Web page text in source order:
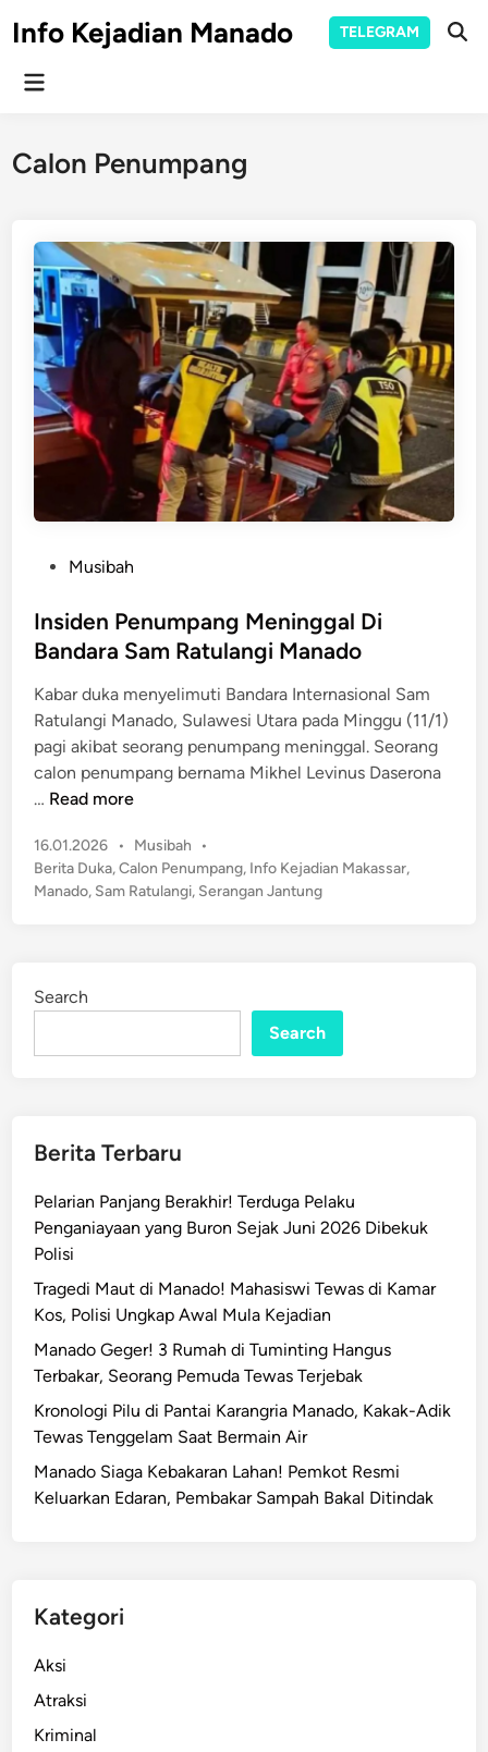
toInfo Kejadian Manado TELEGRAM
Main
Calon Penumpang
s
t
d
i
n
Musibah
Insiden Penumpang Meninggal Di
Bandara Sam Ratulangi Manado
Kabar duka menyelimuti Bandara Internasional Sam
Ratulangi Manado, Sulawesi Utara pada Minggu (11/1)
pagi akibat seorang penumpang meninggal. Seorang
calon penumpang bernama Mikhel Levinus Daserona
… I
s
i
d
e
u
n
g
M
e
n
i
n
g
g
i
B
a
a
a
m
Read more
16.01.2026 •
P
o
s
Musibah
•
Berita Duka,Calon Penumpang, Info Kejadian Makassar,
Manado, Sam Ratulangi, Serangan Jantung
Search
Search
Berita Terbaru
Pelarian Panjang Berakhir! Terduga Pelaku
Penganiayaan yang Buron Sejak Juni 2026 Dibekuk
Polisi
Tragedi Maut di Manado! Mahasiswi Tewas di Kamar
Kos, Polisi Ungkap Awal Mula Kejadian
Manado Geger! 3 Rumah di Tuminting Hangus
Terbakar, Seorang Pemuda Tewas Terjebak
Kronologi Pilu di Pantai Karangria Manado, Kakak-Adik
Tewas Tenggelam Saat Bermain Air
Manado Siaga Kebakaran Lahan! Pemkot Resmi
Keluarkan Edaran, Pembakar Sampah Bakal Ditindak
Kategori
Aksi
Atraksi
Kriminal